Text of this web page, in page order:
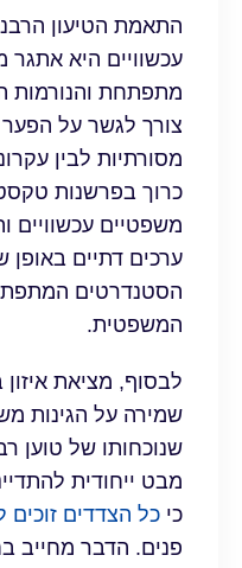
התאמת הטיעון
עכשוויים היא
מתפתחת והנורמות
צורך לגשר על הפער
מסורתיות לבין
כרוך בפרשנות
משפטיים עכשוויים
ערכים דתיים
הסטנדרטים
המשפטית.
לבסוף, מציאת איזון
שמירה על הגינות
שנוכחותו של טוען
מבט ייחודית
כי כל הצדדים זוכים
פנים. הדבר מחייב